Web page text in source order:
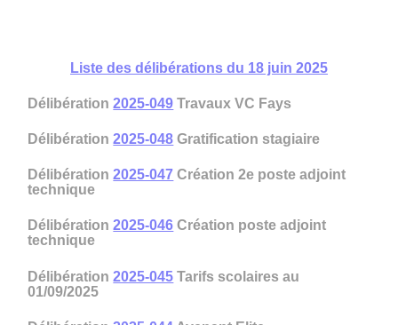
Liste des délibérations du 18 juin 2025
Délibération2025-049 Travaux VC Fays
Délibération2025-048 Gratification stagiaire
Délibération2025-047 Création 2e poste adjoint
technique
Délibération2025-046 Création poste adjoint
technique
Délibération2025-045 Tarifs scolaires au
01/09/2025